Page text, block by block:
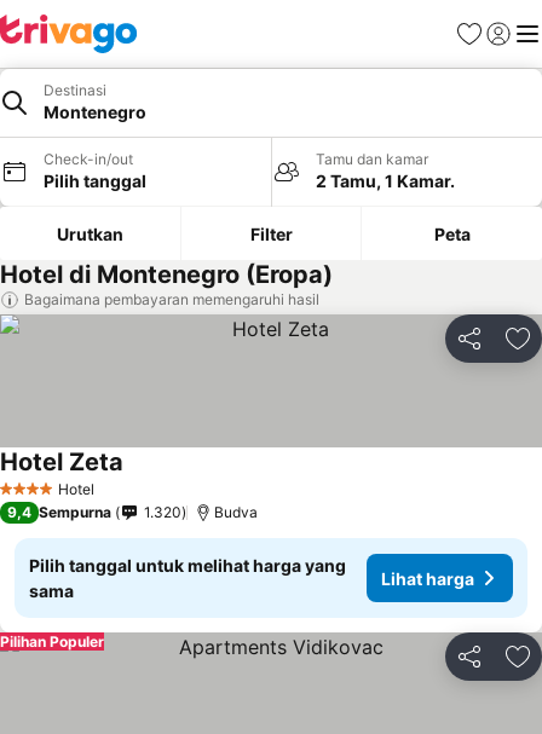
FavoritLogin
Destinasi
Montenegro
Check-in/out
Pilih tanggal
Tamu dan kamar
2 Tamu, 1 Kamar.
Urutkan Filter Peta
Hotel di Montenegro (Eropa)
Bagaimana pembayaran memengaruhi hasil
Bagikan
4 BintangHotel
Hotel Zeta
9,4 Sempurna 1.320 Budva
Pilih tanggal untuk melihat harga yang
sama
Lihat harga
Bagikan
Pilihan Populer